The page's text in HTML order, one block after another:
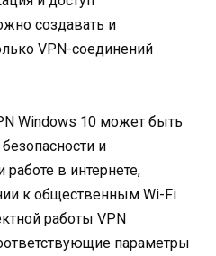
создавать и
VPN-соединений
Windows 10 может быть
и
в интернете,
к общественным Wi-Fi
работы VPN
параметры